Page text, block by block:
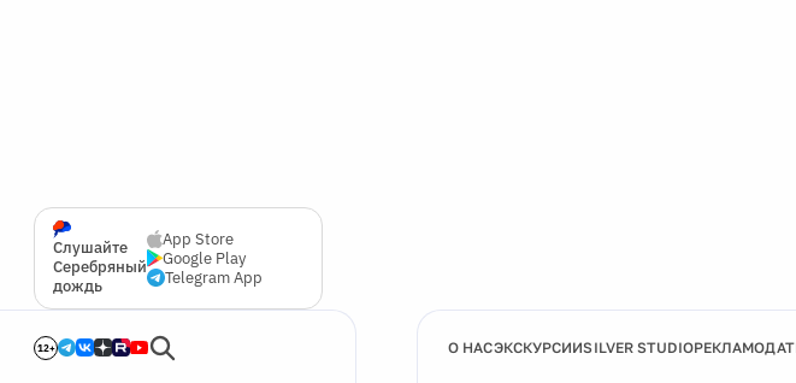
Слушайте
Серебряный
дождь
App Store
Google Play
Telegram App
12+ О НАСЭКСКУРСИИSILVER STUDIO